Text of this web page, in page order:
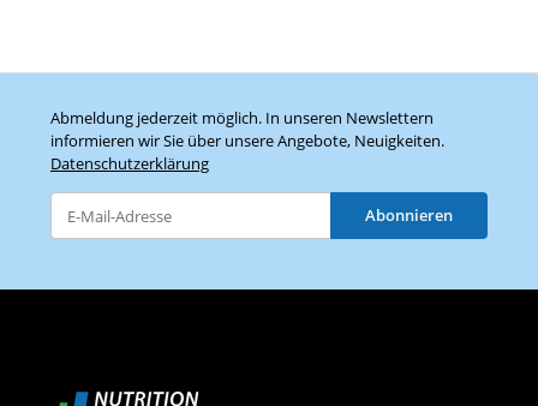
Abmeldung jederzeit möglich. In unseren Newslettern
informieren wir Sie über unsere Angebote, Neuigkeiten.
Datenschutzerklärung
Abonnieren